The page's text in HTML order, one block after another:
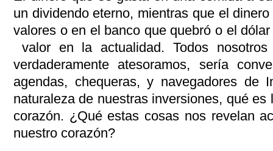
un dividendo eterno, mientras que el
valores o en el banco que quebró o el
valor en la actualidad. Todos
verdaderamente atesoramos, sería
agendas, chequeras, y navegadores de
naturaleza de nuestras inversiones, qué
corazón. ¿Qué estas cosas nos revelan
nuestro corazón?